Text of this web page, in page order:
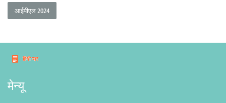
आईपीएल 2024
मेन्यू